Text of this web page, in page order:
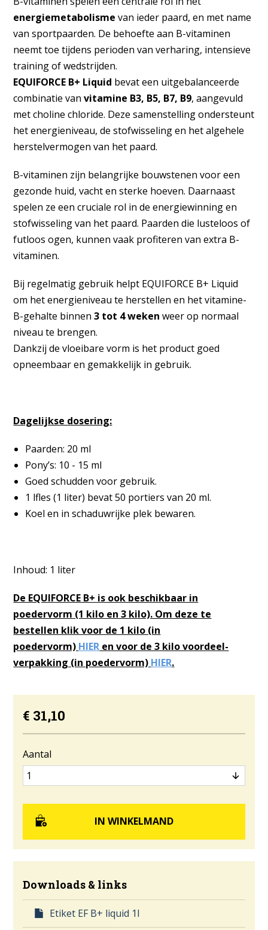
energiemetabolisme van ieder paard, en met name
van sportpaarden. De behoefte aan B-vitaminen
neemt toe tijdens perioden van verharing, intensieve
training of wedstrijden.
EQUIFORCE B+ Liquid bevat een uitgebalanceerde
combinatie vanvitamine B3, B5, B7, B9, aangevuld
met choline chloride. Deze samenstelling ondersteunt
het energieniveau, de stofwisseling en het algehele
herstelvermogen van het paard.
B-vitaminen zijn belangrijke bouwstenen voor een
gezonde huid, vacht en sterke hoeven. Daarnaast
spelen ze een cruciale rol in de energiewinning en
stofwisseling van het paard. Paarden die lusteloos of
futloos ogen, kunnen vaak profiteren van extra B-
vitaminen.
Bij regelmatig gebruik helpt EQUIFORCE B+ Liquid
om het energieniveau te herstellen en het vitamine-
B-gehalte binnen3 tot 4 weken weer op normaal
niveau te brengen.
Dankzij de vloeibare vorm is het product goed
opneembaar en gemakkelijk in gebruik.
Dagelijkse dosering:
Paarden: 20 ml
Pony’s: 10 - 15 ml
Goed schudden voor gebruik.
1 lfles (1 liter) bevat 50 portiers van 20 ml.
Koel en in schaduwrijke plek bewaren.
Inhoud: 1 liter
De EQUIFORCE B+ is ook beschikbaar in
poedervorm (1 kilo en 3 kilo). Om deze te
bestellen klik voor de 1 kilo (in
poedervorm) HIER en voor de 3 kilo voordeel-
verpakking (in poedervorm) HIER.
€ 31,10
Aantal
Downloads & links
Etiket EF B+ liquid 1l